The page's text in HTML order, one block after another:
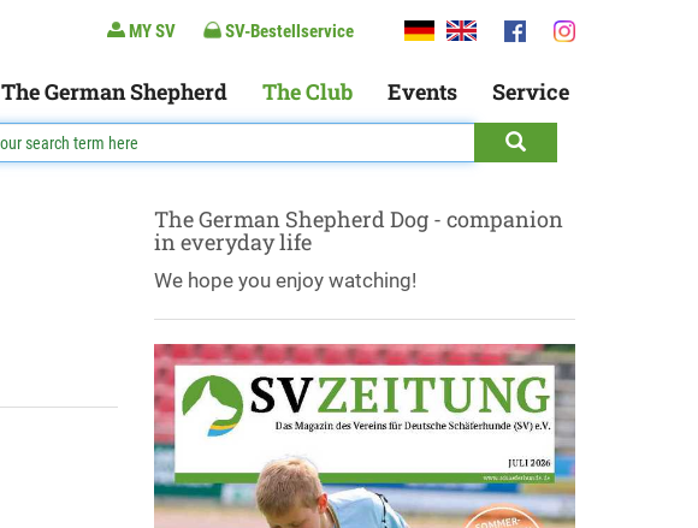
MY SV SV-Bestellservice
The German Shepherd The Club Events Service
The German Shepherd Dog - companion
in everyday life
We hope you enjoy watching!